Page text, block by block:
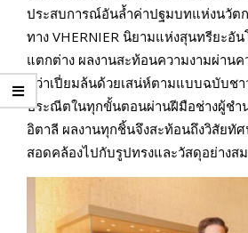
ประสบการณ์อันล้ำค่าปฐมบทแห่งนวัตก
ทาง VHERNIER นิยามแห่งสุนทรียะอั
แตกต่าง ผลงานสะท้อนความงามผ่านค
ทว่าเปี่ยมล้นด้วยเสน่ห์ตามแบบฉบับช
ประณีตในทุกขั้นตอนผ่านฝีมือช่างผู้ชำ
อิตาลี ผลงานทุกชิ้นจึงสะท้อนถึงวิสัยทั
สอดคล้องไปกับรูปทรงและวัสดุอย่าง